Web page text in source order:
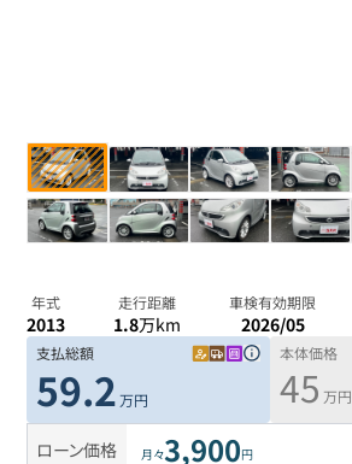
年式
2013
走行距離
1.8万km
車検有効期限
2026/05
支払総額
59.2 万円
本体価格
45 万円
ローン価格 月々3,900円